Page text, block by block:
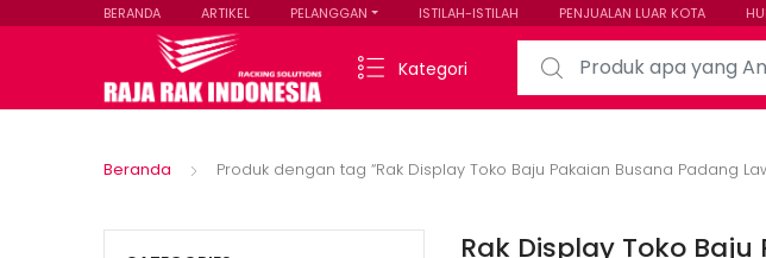
BERANDA ARTIKEL PELANGGAN ISTILAH-ISTILAH PENJUALAN LUAR KOTA
Kategori
Search for:
Beranda Produk dengan tag “Rak Display Toko Baju Pakaian Busana Padang
Rak Display Toko